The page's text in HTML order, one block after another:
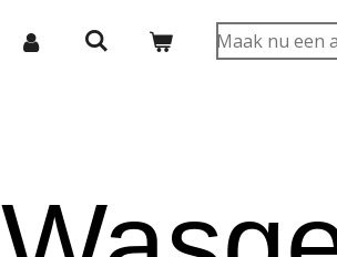
Maak nu een